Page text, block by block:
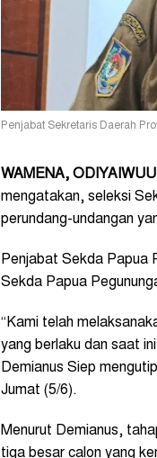
Penjabat Sekretaris Daerah
WAMENA,
mengatakan, seleksi
perundang-undangan
Penjabat Sekda Papua
Sekda Papua
“Kami telah
yang berlaku dan saat
Demianus Siep
Jumat (5/6).
Menurut Demianus,
tiga besar calon yang